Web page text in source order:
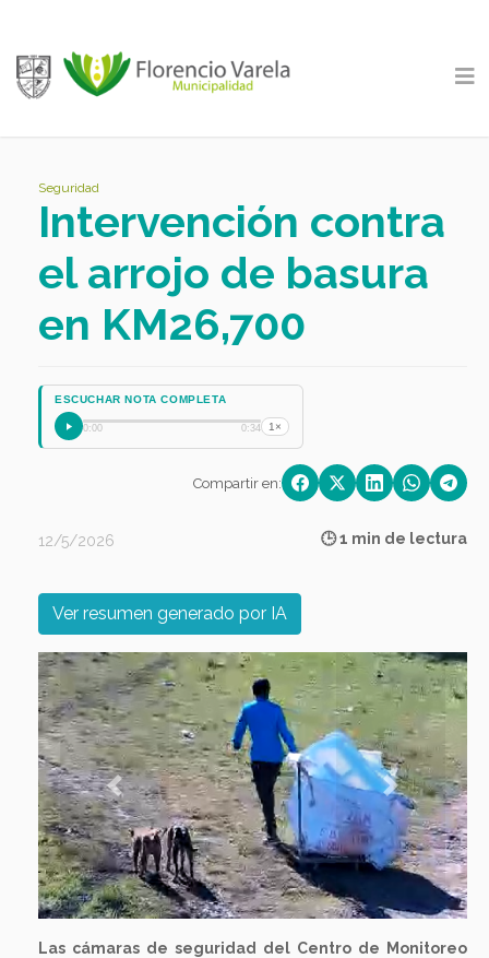
Seguridad
Intervención contra
el arrojo de basura
en KM26,700
ESCUCHAR NOTA COMPLETA
0:00 0:34 1×
Compartir en:
12/5/2026 🕒 1 min de lectura
Ver resumen generado por IA
Previous Next
Las cámaras de seguridad del Centro de Monitoreo